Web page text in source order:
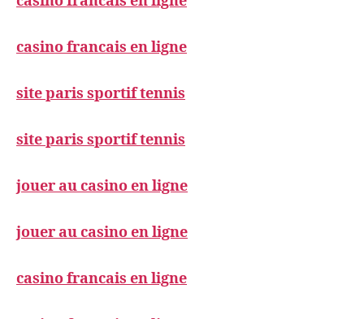
casino francais en ligne
site paris sportif tennis
site paris sportif tennis
jouer au casino en ligne
jouer au casino en ligne
casino francais en ligne